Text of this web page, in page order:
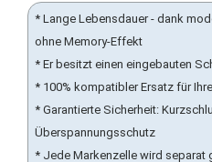
* Lange Lebensdauer - dank
ohne Memory-Effekt
* Er besitzt einen eingebauten
* 100% kompatibler Ersatz für
* Garantierte Sicherheit:
Überspannungsschutz
* Jede Markenzelle wird separat